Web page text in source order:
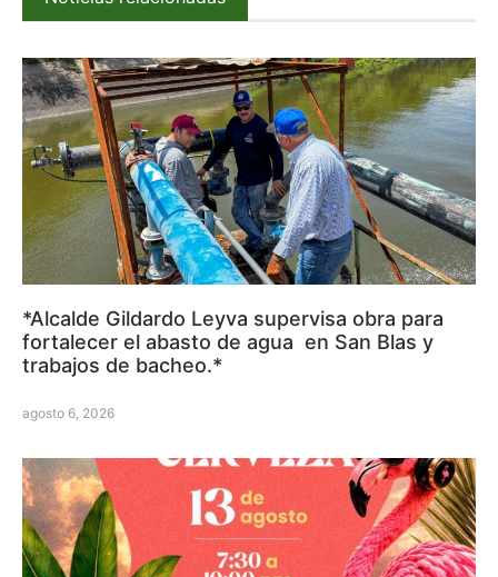
*Alcalde Gildardo Leyva supervisa obra para
fortalecer el abasto de agua en San Blas y
trabajos de bacheo.*
agosto 6, 2026